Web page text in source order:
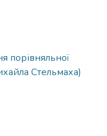
порівняльної
Стельмаха)